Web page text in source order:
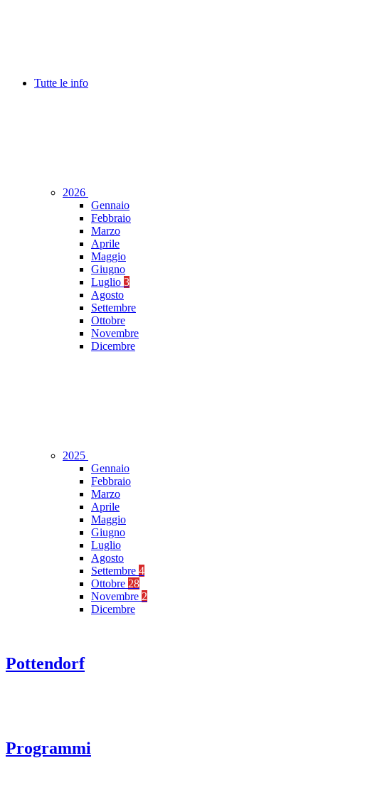
Tutte le info
2026
Gennaio
Febbraio
Marzo
Aprile
Maggio
Giugno
Luglio 3
Agosto
Settembre
Ottobre
Novembre
Dicembre
2025
Gennaio
Febbraio
Marzo
Aprile
Maggio
Giugno
Luglio
Agosto
Settembre 4
Ottobre 28
Novembre 2
Dicembre
Pottendorf
Programmi